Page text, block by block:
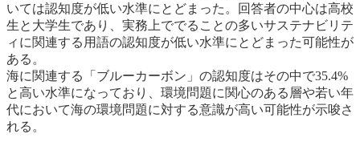
いては認知度が低い水準にとどまった。回答者の中心は高校
生と大学生であり、実務上ででることの多いサステナビリテ
ィに関連する用語の認知度が低い水準にとどまった可能性が
ある。
海に関連する「ブルーカーボン」の認知度はその中で35.4%
と高い水準になっており、環境問題に関心のある層や若い年
代において海の環境問題に対する意識が高い可能性が示唆さ
れる。